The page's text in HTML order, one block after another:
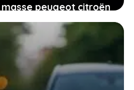
peugeot citroën
un moteur dv5r à